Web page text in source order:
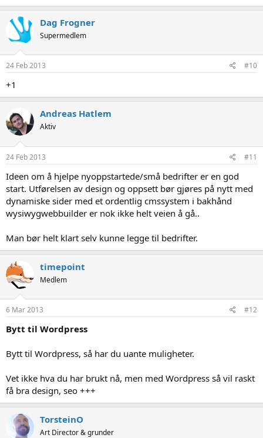
Dag Frogner
Supermedlem
24 Feb 2013 #10
+1
Andreas Hatlem
Aktiv
24 Feb 2013 #11
Ideen om å hjelpe nyoppstartede/små bedrifter er en god
start. Utførelsen av design og oppsett bør gjøres på nytt med
dynamiske sider med et ordentlig cmssystem i bakhånd
wysiwygwebbuilder er nok ikke helt veien å gå..
Man bør helt klart selv kunne legge til bedrifter.
timepoint
Medlem
6 Mar 2013 #12
Bytt til Wordpress
Bytt til Wordpress, så har du uante muligheter.
Vet ikke hva du har brukt nå, men med Wordpress så vil raskt
få bra design, seo +++
TorsteinO
Art Director & grunder